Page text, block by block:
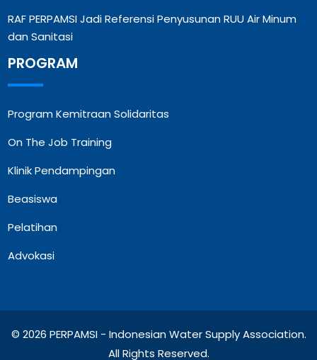
RAF PERPAMSI Jadi Referensi Penyusunan RUU Air Minum
dan Sanitasi
PROGRAM
Program Kemitraan Solidaritas
On The Job Training
Klinik Pendampingan
Beasiswa
Pelatihan
Advokasi
© 2026 PERPAMSI - Indonesian Water Supply Association.
All Rights Reserved.